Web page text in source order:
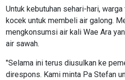
Untuk kebutuhan sehari-hari,
kocek untuk membeli air galong.
mengkonsumsi air kali Wae Ara
air sawah.
"Selama ini terus diusulkan ke
direspons. Kami minta Pa Stefan